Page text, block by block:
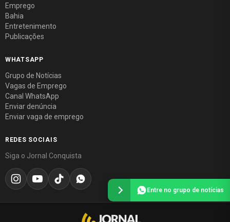
Emprego
Bahia
Entretenimento
Publicações
WHATSAPP
Grupo de Notícias
Vagas de Emprego
Canal WhatsApp
Enviar denúncia
Enviar vaga de emprego
REDES SOCIAIS
Siga o Jornal Conquista
Entre no grupo de notícias